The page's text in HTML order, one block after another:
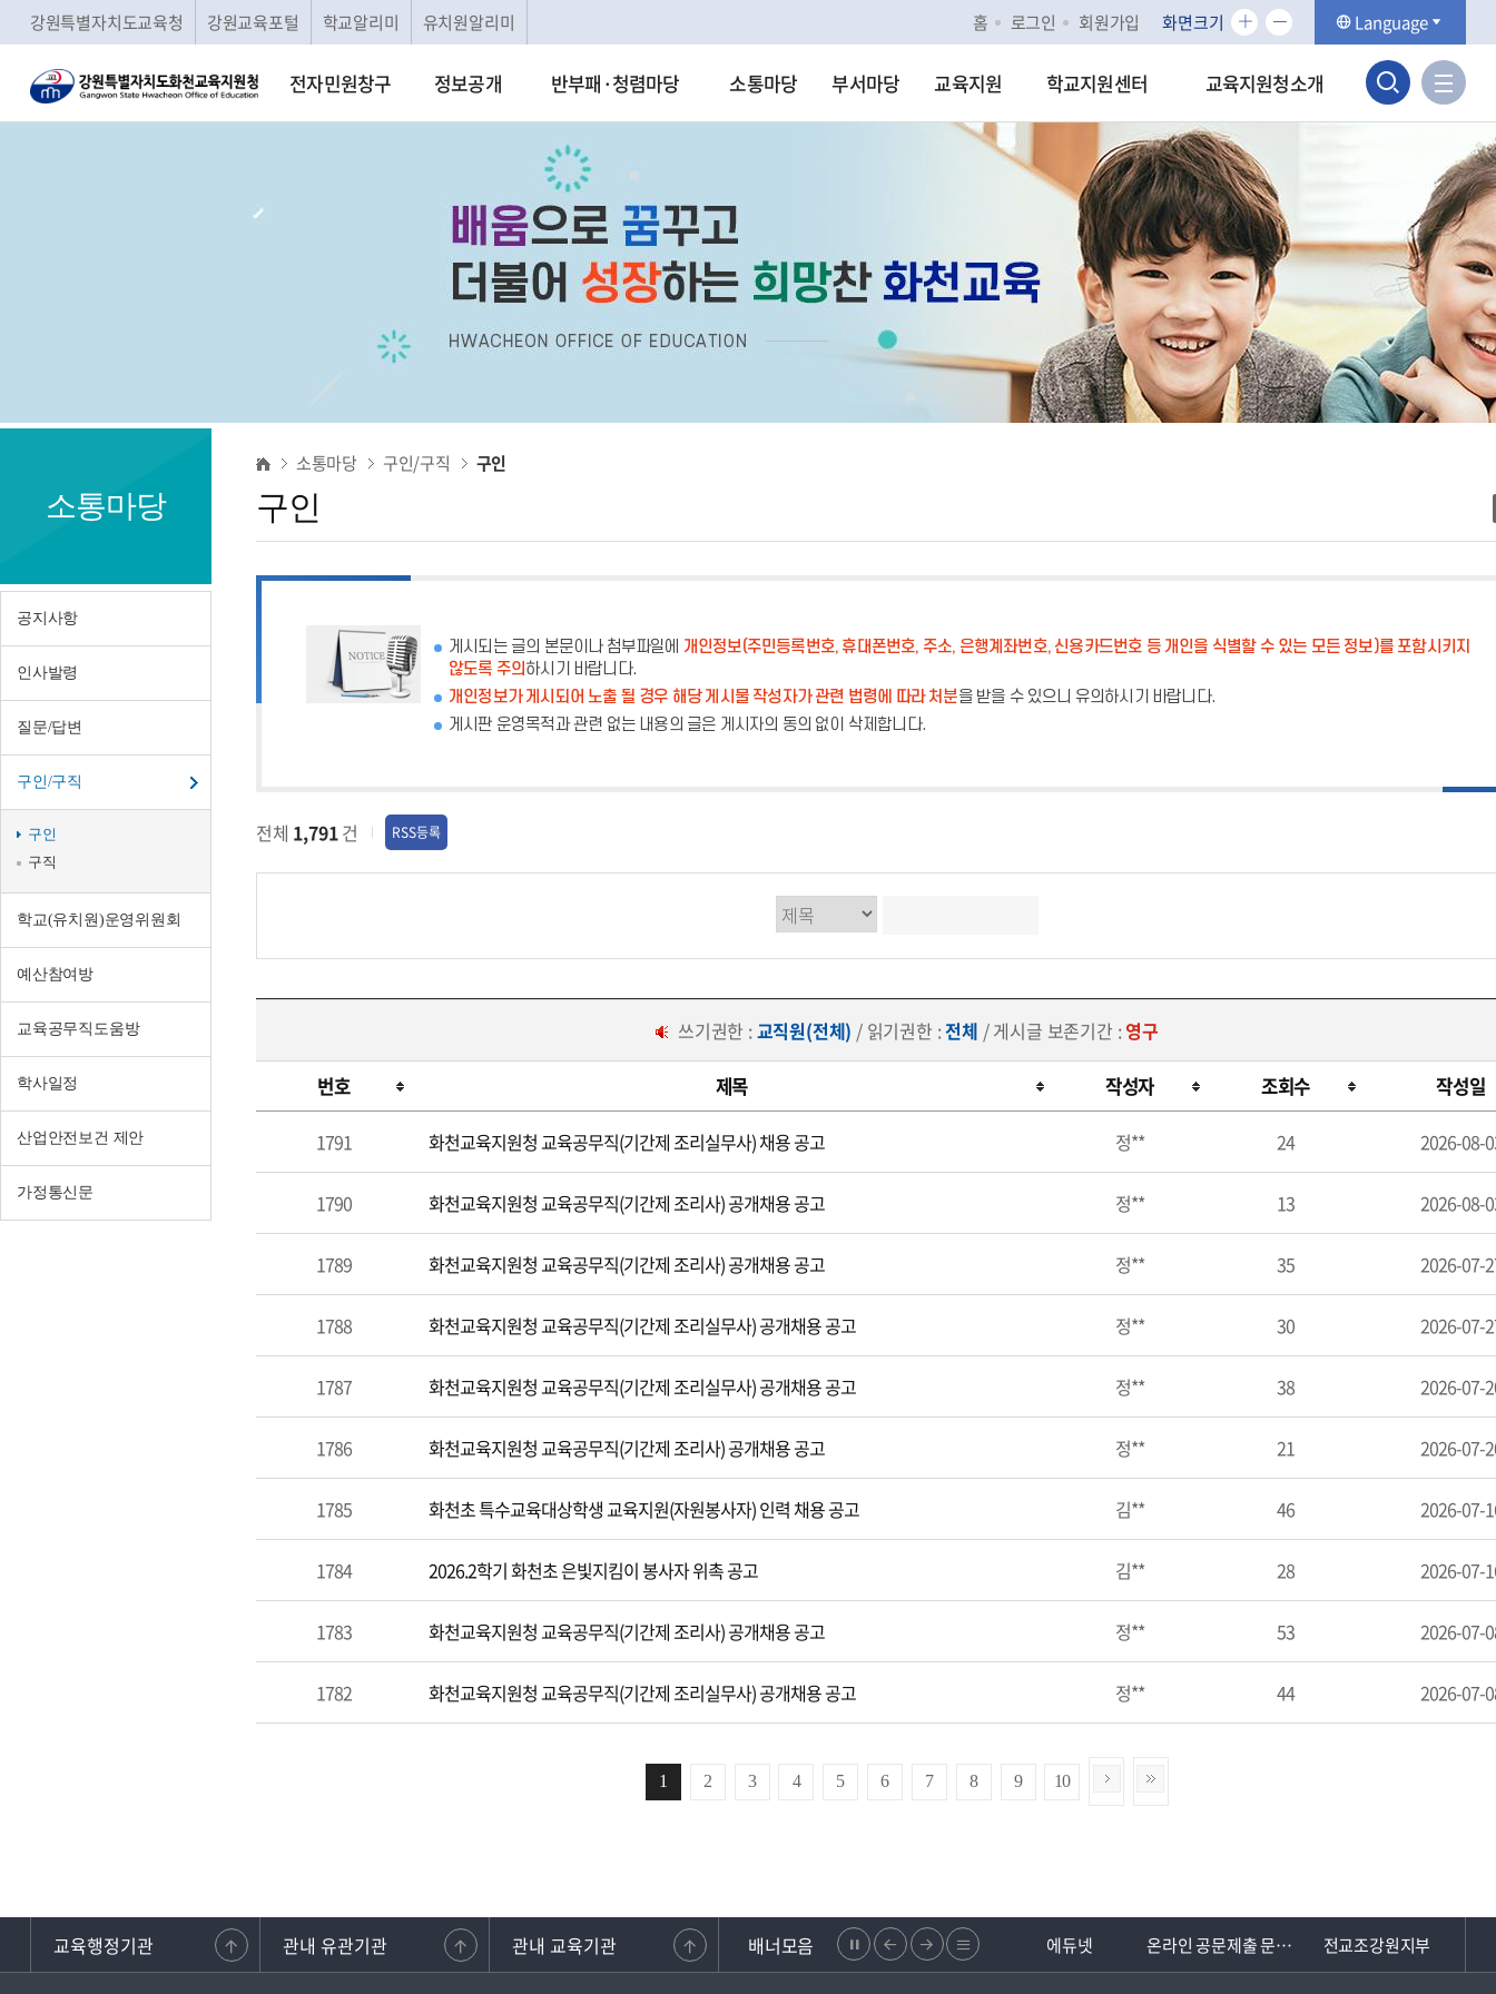
강원특별자치도교육청 강원교육포털 학교알리미 유치원알리미 홈 로그인 회원가입 화면크기
화
면
크
기
확
대
화
면
크
축
Language
전자민원창구 정보공개 반부패·청렴마당 소통마당 부서마당 교육지원 학교지원센터 교육지원청소개
검
색
역
열
기
사
이
맵
바
로
가
기
소통마당
공지사항
인사발령
질문/답변
구인/구직
구인
구직
학교(유치원)운영위원회
예산참여방
교육공무직도움방
학사일정
산업안전보건 제안
가정통신문
구
인
소통마당 구인/구직 구인
구인
게시되는 글의 본문이나 첨부파일에 개인정보(주민등록번호, 휴대폰번호, 주소, 은행계좌번호, 신용카드번호 등 개인을 식별할 수 있는 모든 정보)를 포함시키지
않도록 주의하시기 바랍니다.
개인정보가 게시되어 노출 될 경우 해당 게시물 작성자가 관련 법령에 따라 처분을 받을 수 있으니 유의하시기 바랍니다.
게시판 운영목적과 관련 없는 내용의 글은 게시자의 동의 없이 삭제합니다.
전체 1,791건 RSS등록
쓰기권한 :교직원(전체) / 읽기권한 :전체 / 게시글 보존기간 :영구
번호 제목 작성자 조회수 작성일
1791 화천교육지원청 교육공무직(기간제 조리실무사) 채용 공고 정** 24 2026-08-
1790 화천교육지원청 교육공무직(기간제 조리사) 공개채용 공고 정** 13 2026-08-
1789 화천교육지원청 교육공무직(기간제 조리사) 공개채용 공고 정** 35 2026-07-
1788 화천교육지원청 교육공무직(기간제 조리실무사) 공개채용 공고 정** 30 2026-07-
1787 화천교육지원청 교육공무직(기간제 조리실무사) 공개채용 공고 정** 38 2026-07-
1786 화천교육지원청 교육공무직(기간제 조리사) 공개채용 공고 정** 21 2026-07-
1785 화천초 특수교육대상학생 교육지원(자원봉사자) 인력 채용 공고 김** 46 2026-07-
1784 2026.2학기 화천초 은빛지킴이 봉사자 위촉 공고 김** 28 2026-07-
1783 화천교육지원청 교육공무직(기간제 조리사) 공개채용 공고 정** 53 2026-07-
1782 화천교육지원청 교육공무직(기간제 조리실무사) 공개채용 공고 정** 44 2026-07-
1 2 3 4 5 6 7 8 9 10
교육행정기관 관내 유관기관 관내 교육기관 배너모음
정
지
이
전
다
음
리
스
강원교사노동조합 학교안전지원시스템 강원교육청지부 에듀넷 온라인 공문제출 문서24 전교조강원지부